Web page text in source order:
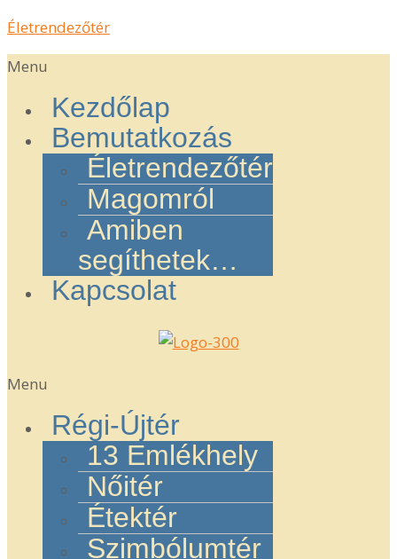
Életrendezőtér
Menu
Kezdőlap
Bemutatkozás
Életrendezőtér
Magomról
Amiben
segíthetek…
Kapcsolat
Menu
Régi-Újtér
13 Emlékhely
Nőitér
Étektér
Szimbólumtér